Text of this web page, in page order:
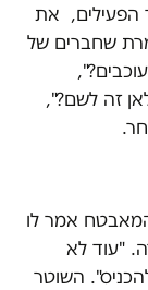
הפעילים, את
שחברים של
זה לשם?",
אמר לו
"עוד לא
השוטר